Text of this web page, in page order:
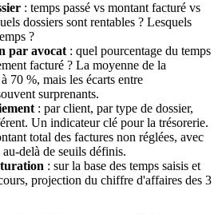
: temps passé vs montant facturé vs
dossiers sont rentables ? Lesquels
?
par avocat : quel pourcentage du temps
facturé ? La moyenne de la
70 %, mais les écarts entre
surprenants.
: par client, par type de dossier,
Un indicateur clé pour la trésorerie.
total des factures non réglées, avec
delà de seuils définis.
: sur la base des temps saisis et
projection du chiffre d'affaires des 3